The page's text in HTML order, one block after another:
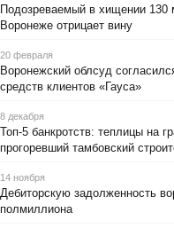
Подозреваемый в хищении 130
Воронеже отрицает вину
20 февраля
Воронежский облсуд
средств клиентов «Гауса»
8 декабря
Топ-5 банкротств: теплицы на
прогоревший тамбовский
14 ноября
Дебиторскую задолженность
полмиллиона